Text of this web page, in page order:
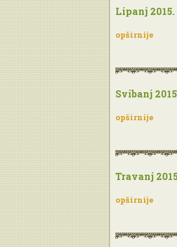
Lipanj 2015.
opširnije
Svibanj
opširnije
Travanj
opširnije